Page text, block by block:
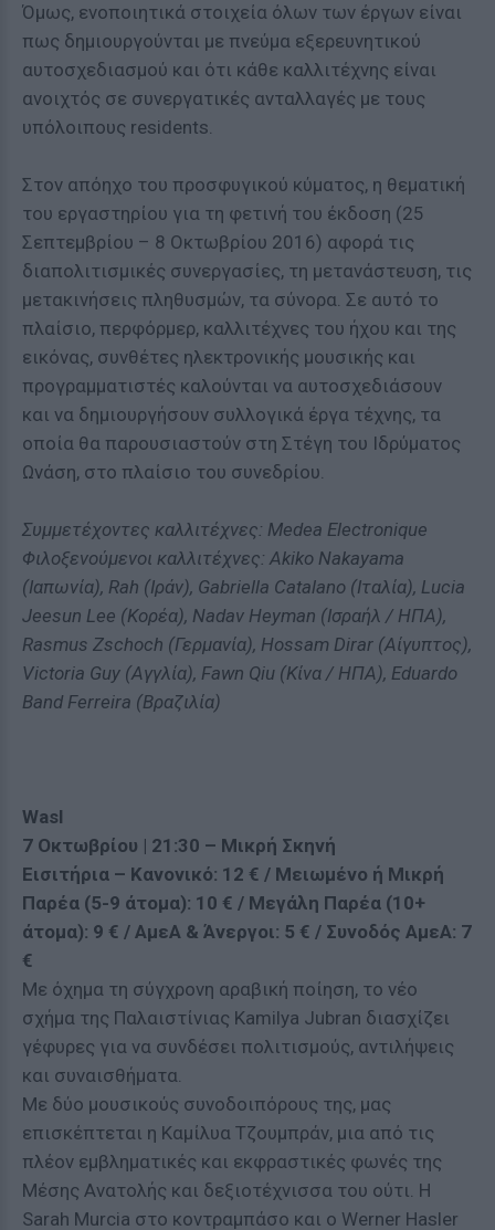
Όμως, ενοποιητικά στοιχεία όλων των έργων είναι
πως δημιουργούνται με πνεύμα εξερευνητικού
αυτοσχεδιασμού και ότι κάθε καλλιτέχνης είναι
ανοιχτός σε συνεργατικές ανταλλαγές με τους
υπόλοιπους residents.
Στον απόηχο του προσφυγικού κύματος, η θεματική
του εργαστηρίου για τη φετινή του έκδοση (25
Σεπτεμβρίου – 8 Οκτωβρίου 2016) αφορά τις
διαπολιτισμικές συνεργασίες, τη μετανάστευση, τις
μετακινήσεις πληθυσμών, τα σύνορα. Σε αυτό το
πλαίσιο, περφόρμερ, καλλιτέχνες του ήχου και της
εικόνας, συνθέτες ηλεκτρονικής μουσικής και
προγραμματιστές καλούνται να αυτοσχεδιάσουν
και να δημιουργήσουν συλλογικά έργα τέχνης, τα
οποία θα παρουσιαστούν στη Στέγη του Ιδρύματος
Ωνάση, στο πλαίσιο του συνεδρίου.
Συμμετέχοντες καλλιτέχνες: Medea Electronique
Φιλοξενούμενοι καλλιτέχνες: Akiko Nakayama
(Ιαπωνία), Rah (Ιράν), Gabriella Catalano (Ιταλία), Lucia
Jeesun Lee (Κορέα), Nadav Heyman (Ισραήλ / ΗΠΑ),
Rasmus Zschoch (Γερμανία), Hossam Dirar (Αίγυπτος),
Victoria Guy (Αγγλία), Fawn Qiu (Κίνα / ΗΠΑ), Eduardo
Band Ferreira (Βραζιλία)
Wasl
7 Οκτωβρίου | 21:30 – Μικρή Σκηνή
Εισιτήρια – Κανονικό: 12 € / Μειωμένο ή Μικρή
Παρέα (5-9 άτομα): 10 € / Μεγάλη Παρέα (10+
άτομα): 9 € / ΑμεΑ & Άνεργοι: 5 € / Συνοδός ΑμεΑ: 7
€
Με όχημα τη σύγχρονη αραβική ποίηση, το νέο
σχήμα της Παλαιστίνιας Kamilya Jubran διασχίζει
γέφυρες για να συνδέσει πολιτισμούς, αντιλήψεις
και συναισθήματα.
Με δύο μουσικούς συνοδοιπόρους της, μας
επισκέπτεται η Καμίλυα Τζουμπράν, μια από τις
πλέον εμβληματικές και εκφραστικές φωνές της
Μέσης Ανατολής και δεξιοτέχνισσα του ούτι. Η
Sarah Murcia στο κοντραμπάσο και ο Werner Hasler